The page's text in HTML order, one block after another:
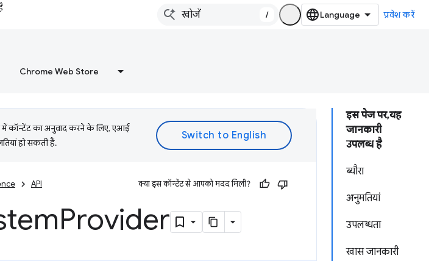
/ प्रवेश करें
Chrome Web Store
इस पेज पर, यह
जानकारी
उपलब्ध है
ब्यौरा
अनुमतियां
उपलब्धता
खास जानकारी
में कॉन्टेंट का अनुवाद करने के लिए, एआई
हो सकती हैं.
API क्या इस कॉन्टेंट से आपको मदद मिली?
Provider